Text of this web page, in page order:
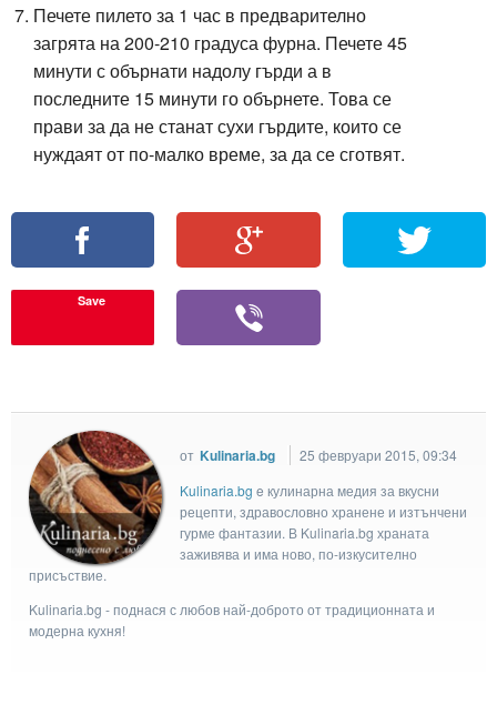
Печете пилето за 1 час в предварително
загрята на 200-210 градуса фурна. Печете 45
минути с обърнати надолу гърди а в
последните 15 минути го обърнете. Това се
прави за да не станат сухи гърдите, които се
нуждаят от по-малко време, за да се сготвят.
Save
от Kulinaria.bg
25 февруари 2015, 09:34
Kulinaria.bg e кулинарна медия за вкусни
рецепти, здравословно хранене и изтънчени
гурме фантазии. В Kulinaria.bg храната
заживява и има ново, по-изкусително
присъствие.
Kulinaria.bg - поднася с любов най-доброто от традиционната и
модерна кухня!